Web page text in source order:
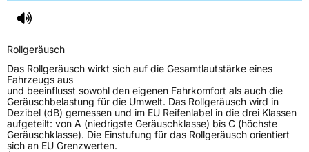
Rollgeräusch
Das Rollgeräusch wirkt sich auf die Gesamtlautstärke eines
Fahrzeugs aus
und beeinflusst sowohl den eigenen Fahrkomfort als auch die
Geräuschbelastung für die Umwelt. Das Rollgeräusch wird in
Dezibel (dB) gemessen und im EU Reifenlabel in die drei Klassen
aufgeteilt: von A (niedrigste Geräuschklasse) bis C (höchste
Geräuschklasse). Die Einstufung für das Rollgeräusch orientiert
sich an EU Grenzwerten.